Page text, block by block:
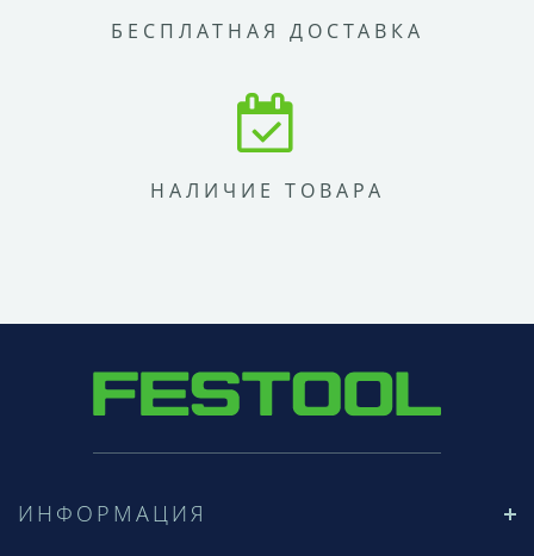
БЕСПЛАТНАЯ ДОСТАВКА
НАЛИЧИЕ ТОВАРА
ИНФОРМАЦИЯ